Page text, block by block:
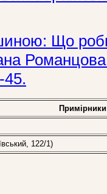
Що
Примірники
122/1)